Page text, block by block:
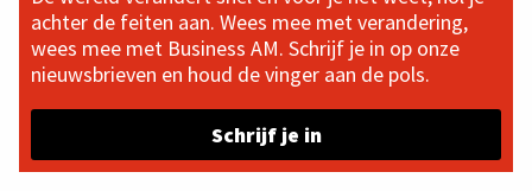
achter de feiten aan. Wees mee met verandering,
wees mee met Business AM. Schrijf je in op onze
nieuwsbrieven en houd de vinger aan de pols.
Schrijf je in